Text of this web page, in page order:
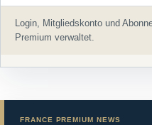
Login, Mitgliedskonto und
Premium verwaltet.
FRANCE PREMIUM NEWS